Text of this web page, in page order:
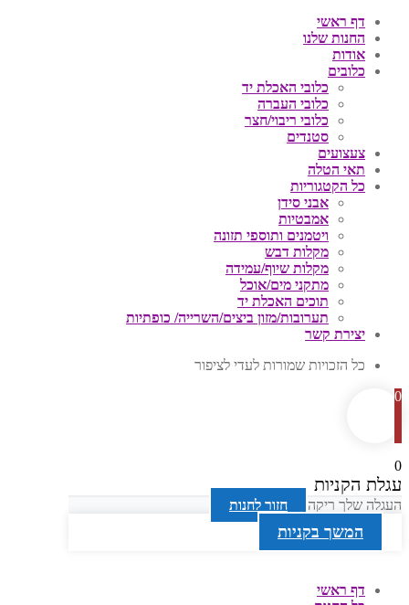
דף ראשי
החנות שלנו
אודות
כלובים
כלובי האכלת יד
כלובי העברה
כלובי ריבוי/חצר
סטנדים
צעצועים
תאי הטלה
כל הקטגוריות
אבני סידן
אמבטיות
ויטמנים ותוספי תזונה
מקלות דבש
מקלות שיוף/עמידה
מתקני מים/אוכל
תוכים האכלת יד
תערובות/מזון ביצים/השרייה/ כופתיות
יצירת קשר
כל הזכויות שמורות לעדי לציפור
0
0
עגלת הקניות
העגלה שלך ריקה חזור לחנות
המשך בקניות
דף ראשי